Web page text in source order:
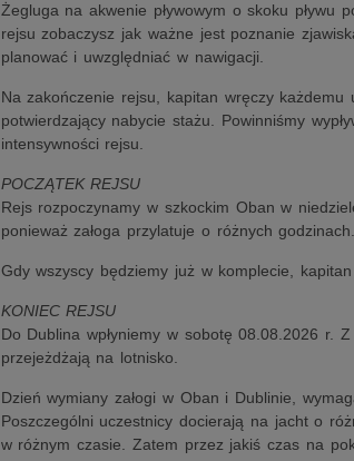
Żegluga na akwenie pływowym o skoku pływu
rejsu zobaczysz jak ważne jest poznanie
planować i uwzględniać w nawigacji.
Na zakończenie rejsu, kapitan wręczy
potwierdzający nabycie stażu. Powinniśmy
intensywności rejsu.
POCZĄTEK REJSU
Rejs rozpoczynamy w szkockim Oban w
ponieważ załoga przylatuje o różnych
Gdy wszyscy będziemy już w komplecie,
KONIEC REJSU
Do Dublina wpłyniemy w sobotę 08.08.2026 r.
przejeżdżają na lotnisko.
Dzień wymiany załogi w Oban i Dublinie,
Poszczególni uczestnicy docierają na jacht o
w różnym czasie. Zatem przez jakiś czas na